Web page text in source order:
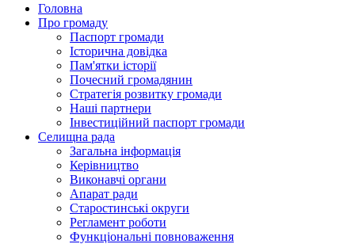
Головна
Про громаду
Паспорт громади
Історична довідка
Пам'ятки історії
Почесний громадянин
Стратегія розвитку громади
Наші партнери
Інвестиційний паспорт громади
Селищна рада
Загальна інформація
Керівництво
Виконавчі органи
Апарат ради
Старостинські округи
Регламент роботи
Функціональні повноваження